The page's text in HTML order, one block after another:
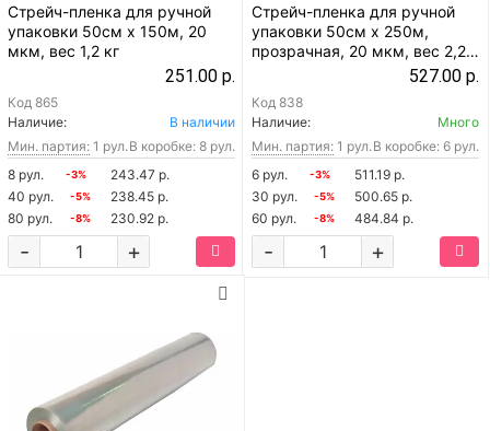
Стрейч-пленка для ручной
упаковки 50см x 150м, 20
мкм, вес 1,2 кг
251.00 р.
Код 865
Наличие:
В наличии
Мин. партия: 1 рул. В коробке: 8 рул.
8 рул.
-3%
243.47 р.
40 рул.
-5%
238.45 р.
80 рул.
-8% 230.92 р.
+
-
Стрейч-пленка для ручной
упаковки 50см x 250м,
прозрачная, 20 мкм, вес 2,2
527.00 р.
Код 838
Наличие:
Много
Мин. партия: 1 рул. В коробке: 6 рул.
6 рул.
-3%
511.19 р.
30 рул.
-5%
500.65 р.
60 рул.
-8% 484.84 р.
+
-